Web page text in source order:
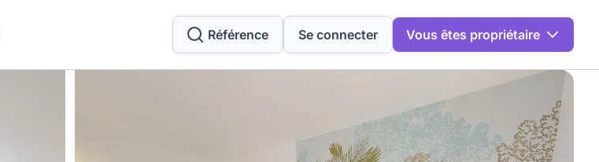
Référence Se connecter Vous êtes propriétaire